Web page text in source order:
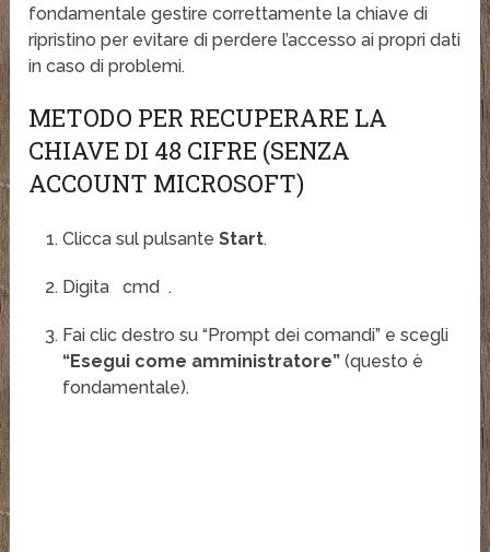
fondamentale gestire correttamente la chiave di
ripristino per evitare di perdere l’accesso ai propri dati
in caso di problemi.
METODO PER RECUPERARE LA
CHIAVE DI 48 CIFRE (SENZA
ACCOUNT MICROSOFT)
Clicca sul pulsante Start.
Digita cmd .
Fai clic destro su “Prompt dei comandi” e scegli
“Esegui come amministratore”(questo è
fondamentale).